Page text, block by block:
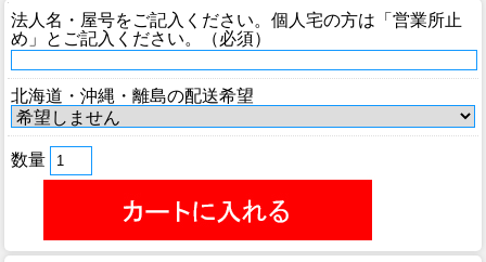
法人名・屋号をご記入ください。個人宅の方は「営業所止
め」とご記入ください。（必須）
北海道・沖縄・離島の配送希望
数量